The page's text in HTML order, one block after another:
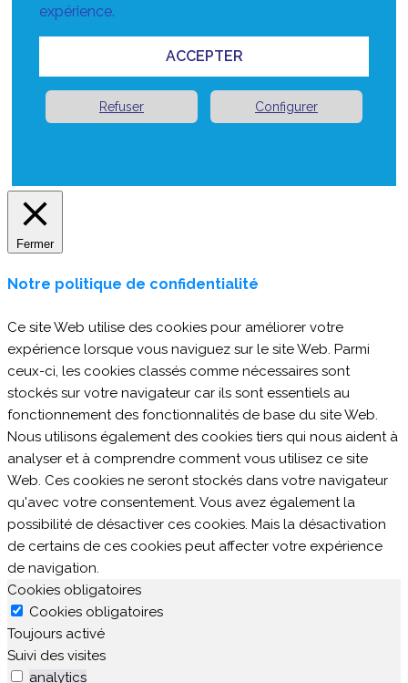
expérience.
ACCEPTER
Refuser Configurer
Fermer
Notre politique de confidentialité
Ce site Web utilise des cookies pour améliorer votre
expérience lorsque vous naviguez sur le site Web. Parmi
ceux-ci, les cookies classés comme nécessaires sont
stockés sur votre navigateur car ils sont essentiels au
fonctionnement des fonctionnalités de base du site Web.
Nous utilisons également des cookies tiers qui nous aident à
analyser et à comprendre comment vous utilisez ce site
Web. Ces cookies ne seront stockés dans votre navigateur
qu'avec votre consentement. Vous avez également la
possibilité de désactiver ces cookies. Mais la désactivation
de certains de ces cookies peut affecter votre expérience
de navigation.
Cookies obligatoires
Cookies obligatoires
Toujours activé
Suivi des visites
analytics